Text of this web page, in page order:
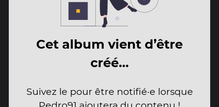
Cet album vient d’être
créé…
Suivez le pour être notifié·e lorsque